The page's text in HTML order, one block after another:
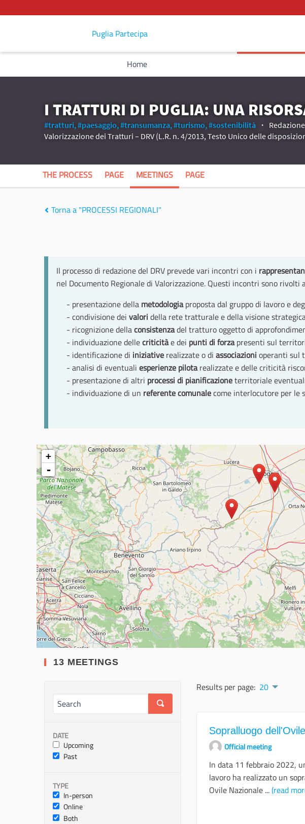
Puglia Partecipa
Home
I TRATTURI DI PUGLIA: UNA
#tratturi,#paesaggio,#transumanza,#turismo,#sostenibilità
Valorizzazione dei Tratturi – DRV (L.R. n. 4/2013, Testo Unico delle
THE PROCESS PAGE MEETINGS PAGE
Torna a "PROCESSI REGIONALI"
Il processo di redazione del DRV prevede vari incontri con i
nel Documento Regionale di Valorizzazione. Questi incontri sono
- presentazione della metodologiaproposta dal gruppo di lavoro e
- condivisione dei valori della rete tratturale e della visione
- ricognizione dellaconsistenzadel tratturo oggetto di
- individuazione dellecriticitàe dei punti di forzapresenti sul
- identificazione di iniziative realizzate o di associazioni operanti sul
- analisi di eventuali esperienze pilotarealizzate e delle criticità
- presentazione di altri processi di pianificazioneterritoriale
- individuazione di un referente comunalecome interlocutore per le
+
-
13 MEETINGS
DATE
Upcoming
Past
TYPE
In-person
Online
Both
Results per page: 20
Sopralluogo
Official meeting
In data 11 febbraio 2022,
lavoro ha realizzato un
Ovile Nazionale ...(read